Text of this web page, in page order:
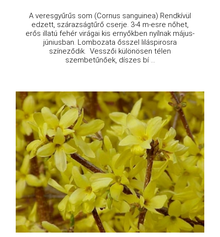
A veresgyűrűs som (Cornus sanguinea) Rendkívül
edzett, szárazságtűrő cserje. 3-4 m-esre nőhet,
erős illatú fehér virágai kis ernyőkben nyílnak május-
júniusban. Lombozata ősszel liláspirosra
színeződik. Vesszői különösen télen
szembetűnőek, díszes bí ...